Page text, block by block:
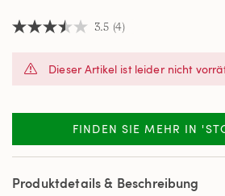
3.5
Sternen,
Bewertung.
Reviews.
Link
derselben
3.5 (4)
Dieser Artikel ist leider nicht
FINDEN SIE MEHR IN
Produktdetails & Beschreibung